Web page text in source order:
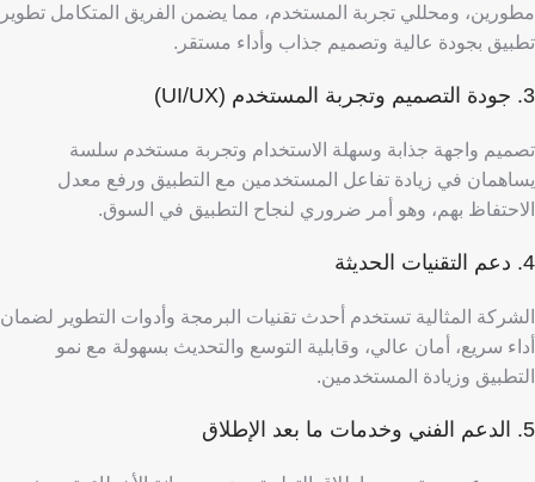
مطورين، ومحللي تجربة المستخدم، مما يضمن الفريق المتكامل تطوير
تطبيق بجودة عالية وتصميم جذاب وأداء مستقر.
3. جودة التصميم وتجربة المستخدم (UI/UX)
تصميم واجهة جذابة وسهلة الاستخدام وتجربة مستخدم سلسة
يساهمان في زيادة تفاعل المستخدمين مع التطبيق ورفع معدل
الاحتفاظ بهم، وهو أمر ضروري لنجاح التطبيق في السوق.
4. دعم التقنيات الحديثة
الشركة المثالية تستخدم أحدث تقنيات البرمجة وأدوات التطوير لضمان
أداء سريع، أمان عالي، وقابلية التوسع والتحديث بسهولة مع نمو
التطبيق وزيادة المستخدمين.
5. الدعم الفني وخدمات ما بعد الإطلاق